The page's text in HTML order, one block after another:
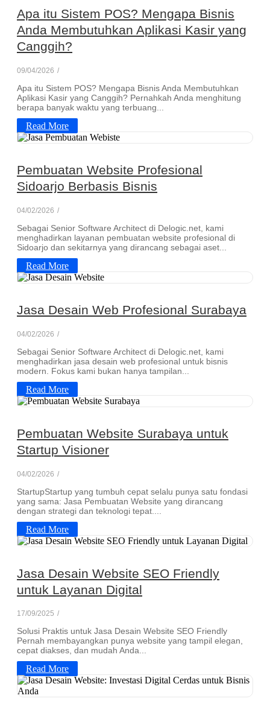
Apa itu Sistem POS? Mengapa Bisnis
Anda Membutuhkan Aplikasi Kasir yang
Canggih?
09/04/2026 /
Apa itu Sistem POS? Mengapa Bisnis Anda Membutuhkan
Aplikasi Kasir yang Canggih? Pernahkah Anda menghitung
berapa banyak waktu yang terbuang...
Read More
Pembuatan Website Profesional
Sidoarjo Berbasis Bisnis
04/02/2026 /
Sebagai Senior Software Architect di Delogic.net, kami
menghadirkan layanan pembuatan website profesional di
Sidoarjo dan sekitarnya yang dirancang sebagai aset...
Read More
Jasa Desain Web Profesional Surabaya
04/02/2026 /
Sebagai Senior Software Architect di Delogic.net, kami
menghadirkan jasa desain web profesional untuk bisnis
modern. Fokus kami bukan hanya tampilan...
Read More
Pembuatan Website Surabaya untuk
Startup Visioner
04/02/2026 /
StartupStartup yang tumbuh cepat selalu punya satu fondasi
yang sama: Jasa Pembuatan Website yang dirancang
dengan strategi dan teknologi tepat....
Read More
Jasa Desain Website SEO Friendly
untuk Layanan Digital
17/09/2025 /
Solusi Praktis untuk Jasa Desain Website SEO Friendly
Pernah membayangkan punya website yang tampil elegan,
cepat diakses, dan mudah Anda...
Read More